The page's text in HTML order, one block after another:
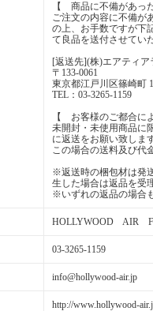
【 商品に不備があっ
ご注文の内容に不備が
の上、お手数ですが下
て良品を送付させてい
[返送先](株)エアティア
〒133-0061
東京都江戸川区篠崎町
TEL：03-3265-1159
【 お客様のご都合に
未開封・未使用商品に
に返送をお願い致します
この場合の送料及び代
※返送時の梱包材は発
生した場合は返品を受
※いずれの返品の場合
HOLLYWOOD AIR
03-3265-1159
info@hollywood-air.jp
http://www.hollywood-